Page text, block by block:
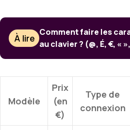
À lire
Comment faire les
au clavier ? (@, É, €, «
Modèle
Prix
(en
€)
Type de
connexion